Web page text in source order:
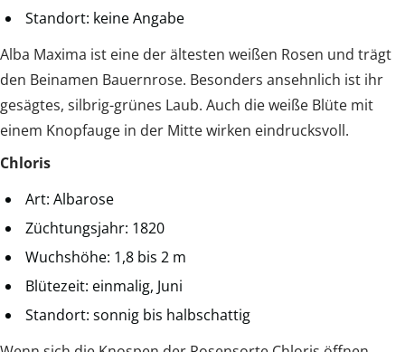
Standort: keine Angabe
Alba Maxima ist eine der ältesten weißen Rosen und trägt
den Beinamen Bauernrose. Besonders ansehnlich ist ihr
gesägtes, silbrig-grünes Laub. Auch die weiße Blüte mit
einem Knopfauge in der Mitte wirken eindrucksvoll.
Chloris
Art: Albarose
Züchtungsjahr: 1820
Wuchshöhe: 1,8 bis 2 m
Blütezeit: einmalig, Juni
Standort: sonnig bis halbschattig